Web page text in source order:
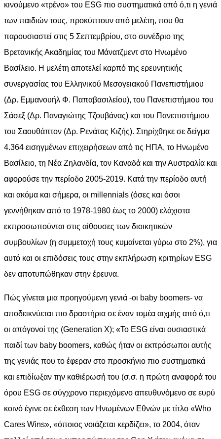
κινούμενο «τρένο» του ESG πιο συστηματικά από ό,τι η γενιά
των παιδιών τους, προκύπτουν από μελέτη, που θα
παρουσιαστεί στις 5 Σεπτεμβρίου, στο συνέδριο της
Βρετανικής Ακαδημίας του Μάνατζμεντ στο Ηνωμένο
Βασίλειο. Η μελέτη αποτελεί καρπό της ερευνητικής
συνεργασίας του Ελληνικού Μεσογειακού Πανεπιστήμιου
(Δρ. Εμμανουήλ Φ. Παπαβασιλείου), του Πανεπιστήμιου του
Σάσεξ (Δρ. Παναγιώτης Τζουβάνας) και του Πανεπιστήμιου
του Σαουθάπτον (Δρ. Ρενάτας Κιζής). Στηρίχθηκε σε δείγμα
4.364 εισηγμένων επιχειρήσεων από τις ΗΠΑ, το Ηνωμένο
Βασίλειο, τη Νέα Ζηλανδία, τον Καναδά και την Αυστραλία και
αφορούσε την περίοδο 2005-2019. Κατά την περίοδο αυτή
και ακόμα και σήμερα, οι millennials (όσες και όσοι
γεννήθηκαν από το 1978-1980 έως το 2000) ελάχιστα
εκπροσωπούνται στις αίθουσες των διοικητικών
συμβουλίων (η συμμετοχή τους κυμαίνεται γύρω στο 2%), για
αυτό και οι επιδόσεις τους στην εκπλήρωση κριτηρίων ESG
δεν αποτυπώθηκαν στην έρευνα.
Πώς γίνεται μια προηγούμενη γενιά -οι baby boomers- να
αποδεικνύεται πιο δραστήρια σε έναν τομέα αιχμής από ό,τι
οι απόγονοί της (Generation X); «Το ESG είναι ουσιαστικά
παιδί των baby boomers, καθώς ήταν οι εκπρόσωποι αυτής
της γενιάς που το έφεραν στο προσκήνιο πιο συστηματικά
και επιδίωξαν την καθιέρωσή του (σ.σ. η πρώτη αναφορά του
όρου ΕSG σε σύγχρονο περιεχόμενο απευθυνόμενο σε ευρύ
κοινό έγινε σε έκθεση των Ηνωμένων Εθνών με τίτλο «Who
Cares Wins», «όποιος νοιάζεται κερδίζει», το 2004, όταν